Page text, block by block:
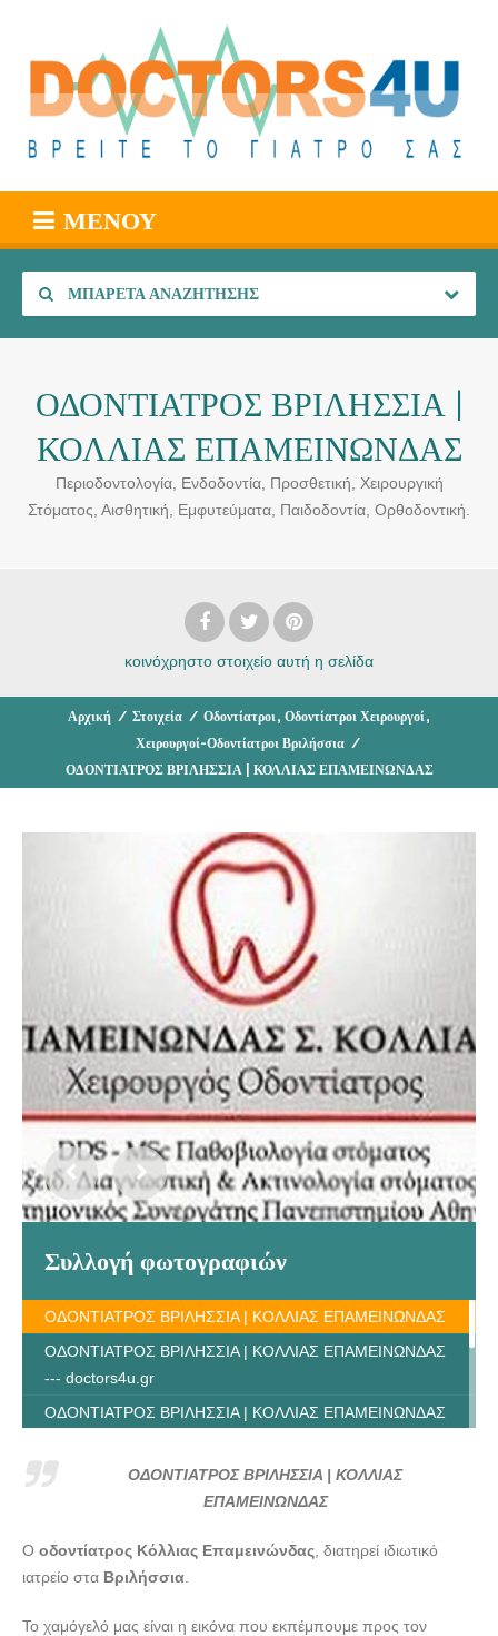
ΜΕΝΟΎ
ΜΠΑΡΈΤΑ ΑΝΑΖΉΤΗΣΗΣ
ΟΔΟΝΤΙΑΤΡΟΣ ΒΡΙΛΗΣΣΙΑ |
ΚΟΛΛΙΑΣ ΕΠΑΜΕΙΝΩΝΔΑΣ
Περιοδοντολογία, Ενδοδοντία, Προσθετική, Χειρουργική
Στόματος, Αισθητική, Εμφυτεύματα, Παιδοδοντία, Ορθοδοντική.
κοινόχρηστο στοιχείο αυτή η σελίδα
Αρχική / Στοιχεία / Οδοντίατροι , Οδοντίατροι Χειρουργοί ,
Χειρουργοί-Οδοντίατροι Βριλήσσια /
ΟΔΟΝΤΙΑΤΡΟΣ ΒΡΙΛΗΣΣΙΑ | ΚΟΛΛΙΑΣ ΕΠΑΜΕΙΝΩΝΔΑΣ
Συλλογή φωτογραφιών
ΟΔΟΝΤΙΑΤΡΟΣ ΒΡΙΛΗΣΣΙΑ | ΚΟΛΛΙΑΣ ΕΠΑΜΕΙΝΩΝΔΑΣ
ΟΔΟΝΤΙΑΤΡΟΣ ΒΡΙΛΗΣΣΙΑ | ΚΟΛΛΙΑΣ ΕΠΑΜΕΙΝΩΝΔΑΣ
--- doctors4u.gr
ΟΔΟΝΤΙΑΤΡΟΣ ΒΡΙΛΗΣΣΙΑ | ΚΟΛΛΙΑΣ ΕΠΑΜΕΙΝΩΝΔΑΣ
ΟΔΟΝΤΙΑΤΡΟΣ ΒΡΙΛΗΣΣΙΑ | ΚΟΛΛΙΑΣ ΕΠΑΜΕΙΝΩΝΔΑΣ
--- doctors4u.gr
--- doctors4u.gr
ΟΔΟΝΤΙΑΤΡΟΣ ΒΡΙΛΗΣΣΙΑ | ΚΟΛΛΙΑΣ
ΕΠΑΜΕΙΝΩΝΔΑΣ
Ο οδοντίατρος Κόλλιας Επαμεινώνδας , διατηρεί ιδιωτικό
ιατρείο στα Βριλήσσια
Το χαμόγελό μας είναι η εικόνα που εκπέμπουμε προς τον